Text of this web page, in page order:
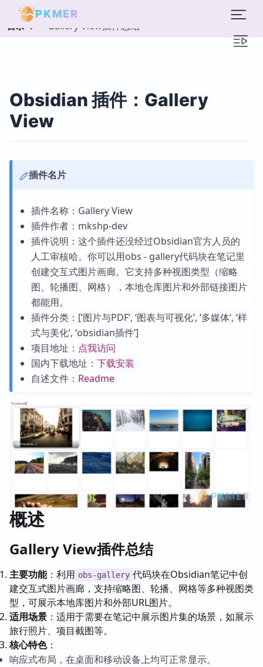
PKMER
目录 Gallery View插件总结
Obsidian 插件：Gallery
View
插件名片
插件名称：Gallery View
插件作者：mkshp-dev
插件说明：这个插件还没经过Obsidian官方人员的
人工审核哈。你可以用obs - gallery代码块在笔记里
创建交互式图片画廊。它支持多种视图类型（缩略
图、轮播图、网格），本地仓库图片和外部链接图片
都能用。
插件分类：[‘图片与PDF’, ‘图表与可视化’, ‘多媒体’, ‘样
式与美化’, ‘obsidian插件’]
项目地址： 点我访问
国内下载地址： 下载安装
自述文件： Readme
概述
Gallery View插件总结
主要功能：利用 obs-gallery 代码块在Obsidian笔记中创
建交互式图片画廊，支持缩略图、轮播、网格等多种视图类
型，可展示本地库图片和外部URL图片。
适用场景 ：适用于需要在笔记中展示图片集的场景，如展示
旅行照片、项目截图等。
核心特色：
响应式布局，在桌面和移动设备上均可正常显示。